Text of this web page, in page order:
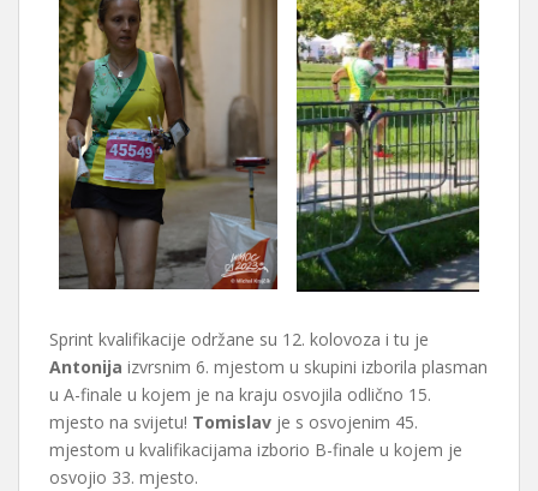
Sprint kvalifikacije održane su 12. kolovoza i tu je
Antonija izvrsnim 6. mjestom u skupini izborila plasman
u A-finale u kojem je na kraju osvojila odlično 15.
mjesto na svijetu! Tomislav je s osvojenim 45.
mjestom u kvalifikacijama izborio B-finale u kojem je
osvojio 33. mjesto.